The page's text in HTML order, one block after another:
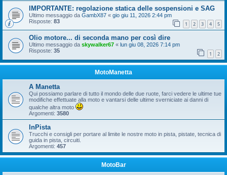
IMPORTANTE: regolazione statica delle sospensioni e SAG
Ultimo messaggio da GambX87 « gio giu 11, 2026 2:44 pm
Risposte: 83 1 2 3 4 5
Olio motore... di seconda mano per così dire
Ultimo messaggio da skywalker67 « lun giu 08, 2026 7:14 pm
Risposte: 35 1 2
MotoManetta
A Manetta
Qui possiamo parlare di tutto il mondo delle due ruote, farci vedere le ultime tue
modifiche effettuate alla moto e vantarsi delle ultime sverniciate ai danni di
qualche altra moto
Argomenti: 3580
InPista
Trucchi e consigli per portare al limite le nostre moto in pista, pistate, tecnica di
guida in pista, circuiti.
Argomenti: 457
MotoBar